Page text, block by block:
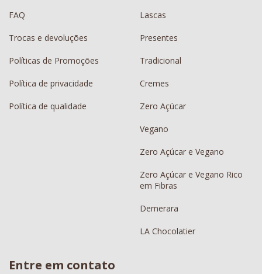
FAQ
Trocas e devoluções
Políticas de Promoções
Política de privacidade
Política de qualidade
Lascas
Presentes
Tradicional
Cremes
Zero Açúcar
Vegano
Zero Açúcar e Vegano
Zero Açúcar e Vegano Rico
em Fibras
Demerara
LA Chocolatier
Entre em contato